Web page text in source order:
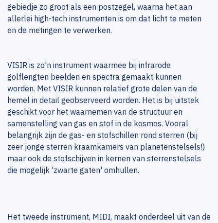
gebiedje zo groot als een postzegel, waarna het aan
allerlei high-tech instrumenten is om dat licht te meten
en de metingen te verwerken.
VISIR is zo'n instrument waarmee bij infrarode
golflengten beelden en spectra gemaakt kunnen
worden. Met VISIR kunnen relatief grote delen van de
hemel in detail geobserveerd worden. Het is bij uitstek
geschikt voor het waarnemen van de structuur en
samenstelling van gas en stof in de kosmos. Vooral
belangrijk zijn de gas- en stofschillen rond sterren (bij
zeer jonge sterren kraamkamers van planetenstelsels!)
maar ook de stofschijven in kernen van sterrenstelsels
die mogelijk 'zwarte gaten' omhullen.
Het tweede instrument, MIDI, maakt onderdeel uit van de